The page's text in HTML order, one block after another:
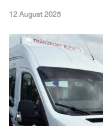
,12 August 2025